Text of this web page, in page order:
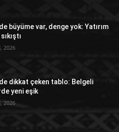
büyüme var, denge yok: Yatırım
2026
dikkat çeken tablo: Belgeli
yeni eşik
2026